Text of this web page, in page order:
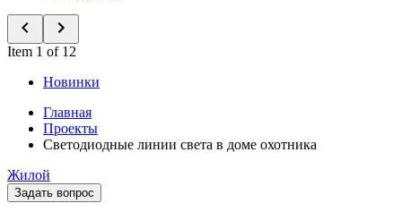
Item 1 of 12
Новинки
Главная
Проекты
Светодиодные линии света в доме охотника
Жилой
Задать вопрос